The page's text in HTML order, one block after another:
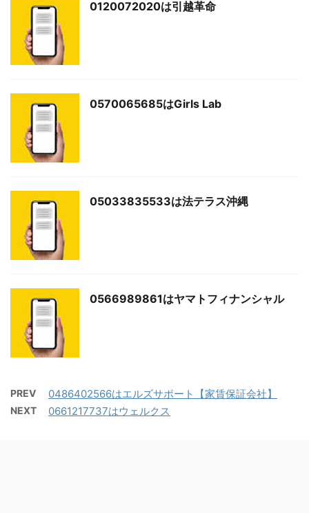
0120072020は引越革命
0570065685はGirls Lab
05033835533は法テラス沖縄
0566989861はヤマトフィナンシャル
PREV 0486402566はエルズサポート【家賃保証会社】
NEXT 0661217737はウェルクス